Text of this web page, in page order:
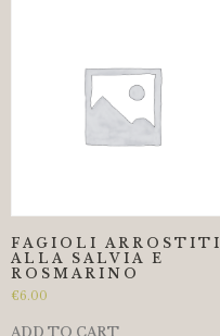
FAGIOLI ARROSTITI
ALLA SALVIA E
ROSMARINO
€6.00
ADD TO CART